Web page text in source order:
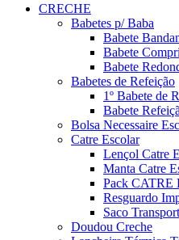
CRECHE
Babetes p/ Baba
Babete
Babete
Babete
Babetes de Refeição
1º Babete de
Babete
Bolsa Necessaire
Catre Escolar
Lençol Catre
Manta Catre
Pack CATRE
Resguardo
Saco
Doudou Creche